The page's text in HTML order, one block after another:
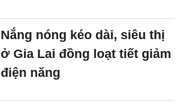
Nắng nóng kéo dài, siêu thị
ở Gia Lai đồng loạt tiết giảm
điện năng